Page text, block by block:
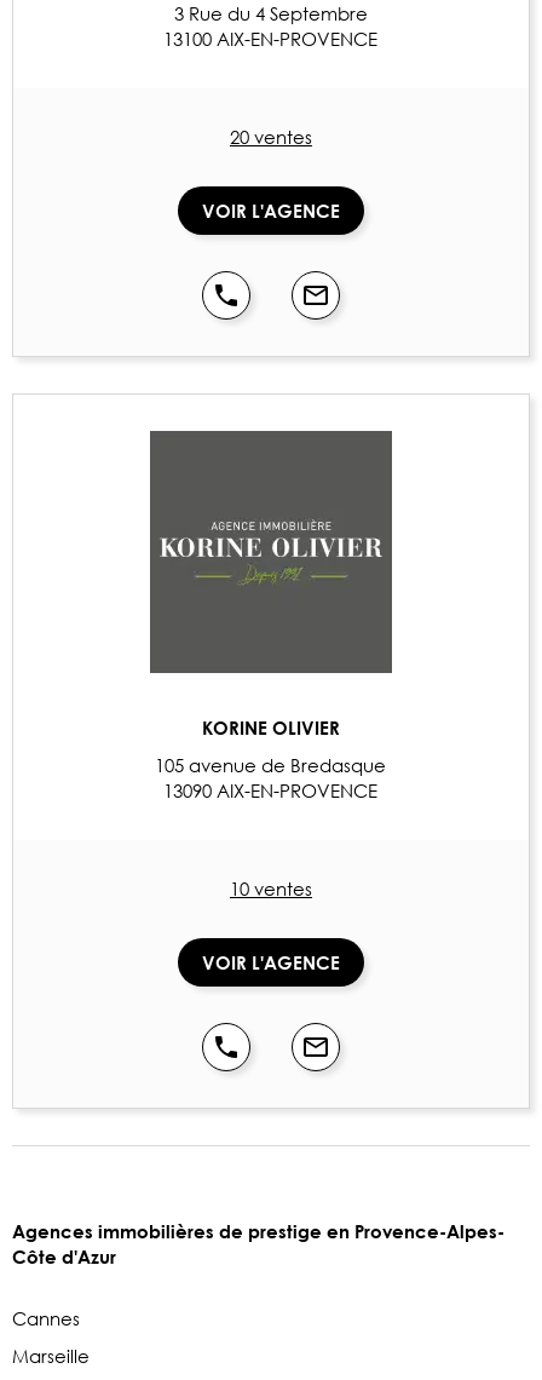
3 Rue du 4 Septembre
13100 AIX-EN-PROVENCE
20 ventes
VOIR L'AGENCE
KORINE OLIVIER
105 avenue de Bredasque
13090 AIX-EN-PROVENCE
10 ventes
VOIR L'AGENCE
Agences immobilières de prestige en Provence-Alpes-
Côte d'Azur
Cannes
Marseille